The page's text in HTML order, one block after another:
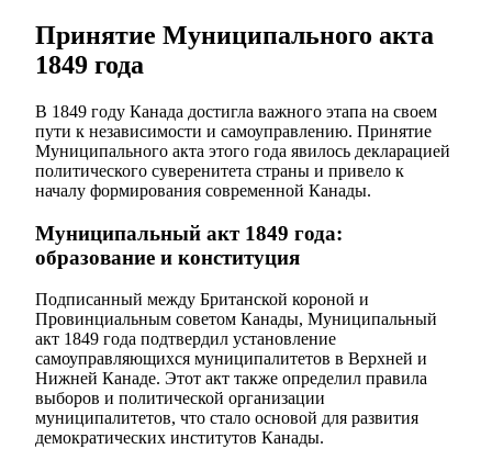
Принятие Муниципального акта
1849 года
В 1849 году Канада достигла важного этапа на своем
пути к независимости и самоуправлению. Принятие
Муниципального акта этого года явилось декларацией
политического суверенитета страны и привело к
началу формирования современной Канады.
Муниципальный акт 1849 года:
образование и конституция
Подписанный между Британской короной и
Провинциальным советом Канады, Муниципальный
акт 1849 года подтвердил установление
самоуправляющихся муниципалитетов в Верхней и
Нижней Канаде. Этот акт также определил правила
выборов и политической организации
муниципалитетов, что стало основой для развития
демократических институтов Канады.